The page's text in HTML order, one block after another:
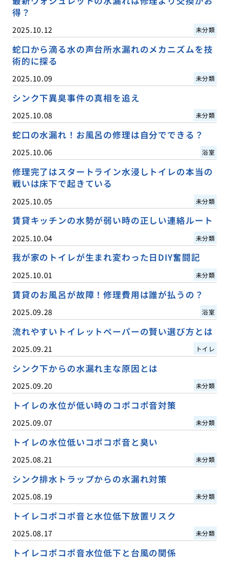
得？
2025.10.12 未分類
蛇口から滴る水の声台所水漏れのメカニズムを技
術的に探る
2025.10.09 未分類
シンク下異臭事件の真相を追え
2025.10.08 未分類
蛇口の水漏れ！お風呂の修理は自分でできる？
2025.10.06 浴室
修理完了はスタートライン水浸しトイレの本当の
戦いは床下で起きている
2025.10.05 未分類
賃貸キッチンの水勢が弱い時の正しい連絡ルート
2025.10.04 未分類
我が家のトイレが生まれ変わった日DIY奮闘記
2025.10.01 未分類
賃貸のお風呂が故障！修理費用は誰が払うの？
2025.09.28 浴室
流れやすいトイレットペーパーの賢い選び方とは
2025.09.21 トイレ
シンク下からの水漏れ主な原因とは
2025.09.20 未分類
トイレの水位が低い時のコポコポ音対策
2025.09.07 未分類
トイレの水位低いコポコポ音と臭い
2025.08.21 未分類
シンク排水トラップからの水漏れ対策
2025.08.19 未分類
トイレコポコポ音と水位低下放置リスク
2025.08.17 未分類
トイレコポコポ音水位低下と台風の関係